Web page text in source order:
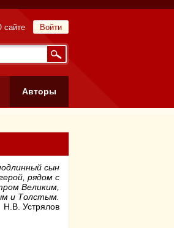
Войти
сайте
Авторы
сын
рядом с
Великим,
и Толстым.
Н.В. Устрялов